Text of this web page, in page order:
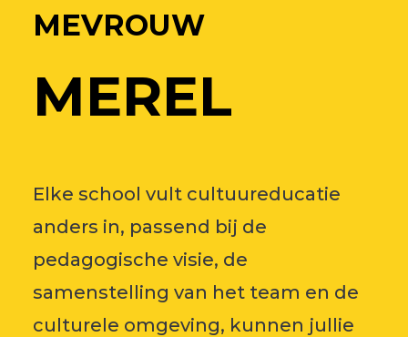
MEVROUW
MEREL
Elke school vult cultuureducatie
anders in, passend bij de
pedagogische visie, de
samenstelling van het team en de
culturele omgeving, kunnen jullie